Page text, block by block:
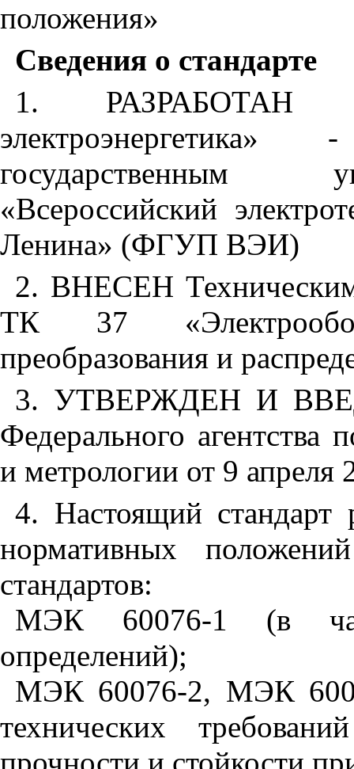
положения»
Сведения о стандарте
1. РАЗРАБОТАН
государственным
«Всероссийский
Ленина» (ФГУП ВЭИ)
2. ВНЕСЕН Техническим
ТК 37
преобразования и
3. УТВЕРЖДЕН И
Федерального агентства
и метрологии от 9 апреля
4. Настоящий стандарт
нормативных
стандартов:
МЭК 60076-1 (в
определений);
МЭК 60076-2, МЭК
технических